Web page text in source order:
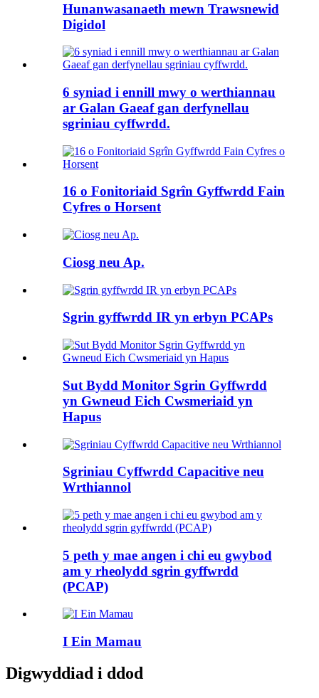
Hunanwasanaeth mewn Trawsnewid
Digidol
6 syniad i ennill mwy o werthiannau
ar Galan Gaeaf gan derfynellau
sgriniau cyffwrdd.
16 o Fonitoriaid Sgrîn Gyffwrdd Fain
Cyfres o Horsent
Ciosg neu Ap.
Sgrin gyffwrdd IR yn erbyn PCAPs
Sut Bydd Monitor Sgrin Gyffwrdd
yn Gwneud Eich Cwsmeriaid yn
Hapus
Sgriniau Cyffwrdd Capacitive neu
Wrthiannol
5 peth y mae angen i chi eu gwybod
am y rheolydd sgrin gyffwrdd
(PCAP)
I Ein Mamau
Digwyddiad i ddod